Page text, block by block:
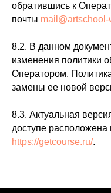
обратившись к
почты
8.2. В данном
изменения политики
Оператором.
замены ее новой
8.3. Актуальная
доступе расположена
https://getcourse.ru/.